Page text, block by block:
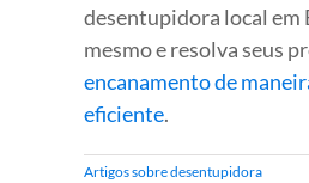
desentupidora local em
mesmo e resolva seus
encanamento de
eficiente.
Artigos sobre desentupidora